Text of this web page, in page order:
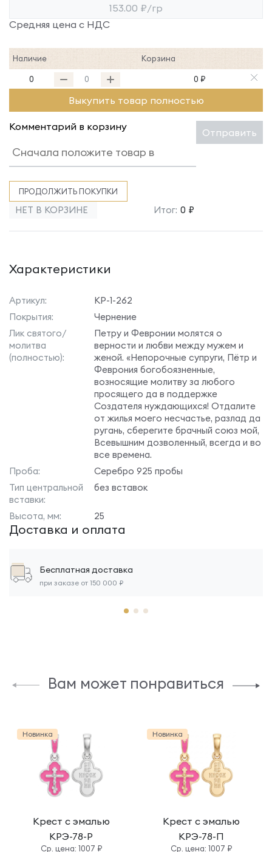
153.00 ₽/гр
Средняя цена с НДС
Наличие Корзина
0 0 ₽
Выкупить товар полностью
Комментарий в корзину Отправить
ПРОДОЛЖИТЬ ПОКУПКИ
НЕТ В КОРЗИНЕ Итог: 0 ₽
Характеристики
Артикул:
КР-1-262
Покрытия:
Чернение
Лик святого/
молитва
(полностью):
Петру и Февронии молятся о
верности и любви между мужем и
женой. «Непорочные супруги, Пётр и
Феврония богобоязненные,
возносящие молитву за любого
просящего да в поддержке
Создателя нуждающихся! Отдалите
от жилья моего несчастье, разлад да
ругань, сберегите брачный союз мой,
Всевышним дозволенный, всегда и во
все времена.
Проба:
Серебро 925 пробы
Тип центральной
вставки:
без вставок
Высота, мм: 25
Доставка и оплата
Бесплатная доставка
при заказе от 150 000 ₽
Вам может понравиться
Новинка
Крест с эмалью
КРЭ-78-Р
Cр. цена: 1007 ₽
Новинка
Крест с эмалью
КРЭ-78-П
Cр. цена: 1007 ₽